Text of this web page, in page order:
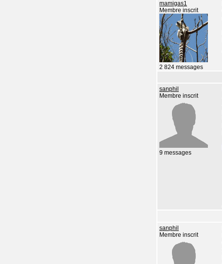
mamigas1
Membre inscrit
2 824 messages
sanphil
Membre inscrit
9 messages
sanphil
Membre inscrit